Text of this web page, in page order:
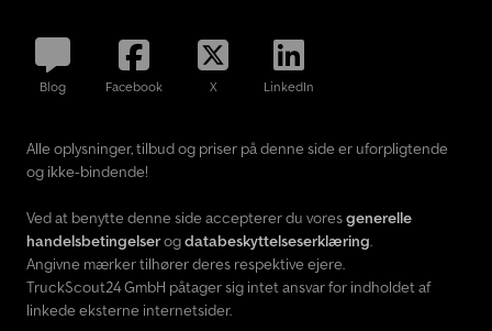
Blog Facebook X LinkedIn
Alle oplysninger, tilbud og priser på denne side er uforpligtende
og ikke-bindende!
Ved at benytte denne side accepterer du voresgenerelle
handelsbetingelserogdatabeskyttelseserklæring.
Angivne mærker tilhører deres respektive ejere.
TruckScout24 GmbH påtager sig intet ansvar for indholdet af
linkede eksterne internetsider.